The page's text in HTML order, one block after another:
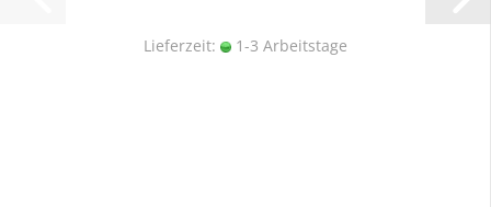
Lieferzeit: 1-3 Arbeitstage